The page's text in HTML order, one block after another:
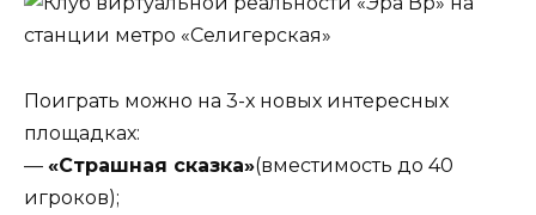
Поиграть можно на 3-х новых интересных
площадках:
— «Страшная сказка»(вместимость до 40
игроков);